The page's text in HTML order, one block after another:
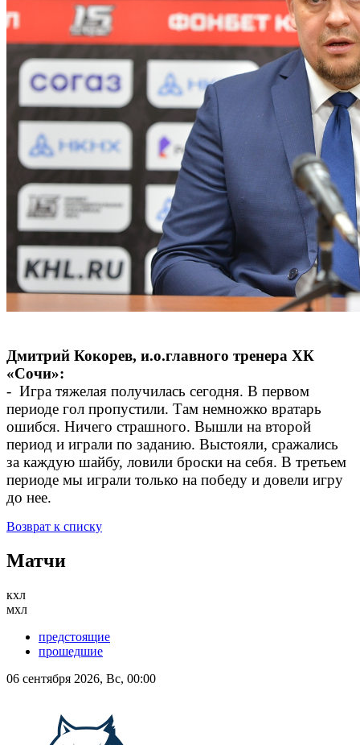
Дмитрий Кокорев, и.о.главного тренера ХК
«Сочи»:
- Игра тяжелая получилась сегодня. В первом
периоде гол пропустили. Там немножко вратарь
ошибся. Ничего страшного. Вышли на второй
период и играли по заданию. Выстояли, сражались
за каждую шайбу, ловили броски на себя. В третьем
периоде мы играли только на победу и довели игру
до нее.
Возврат к списку
Матчи
кхл
мхл
предстоящие
прошедшие
06 сентября 2026, Вс, 00:00